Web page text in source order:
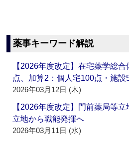
薬事キーワード解説
【2026年度改定】在宅薬学総
点、加算2：個人宅100点・施
2026年03月12日 (木)
【2026年度改定】門前薬局等
立地から職能発揮へ
2026年03月11日 (水)